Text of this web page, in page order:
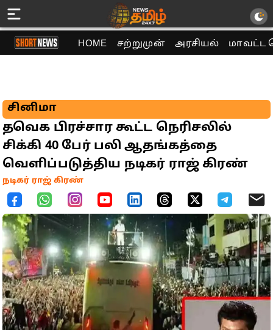
HOME சற்றுமுன் அரசியல் மாவட்ட
சினிமா
தவெக பிரச்சார கூட்ட நெரிசலில்
சிக்கி 40 பேர் பலி ஆதங்கத்தை
வெளிப்படுத்திய நடிகர் ராஜ் கிரண்
நடிகர் ராஜ் கிரண்